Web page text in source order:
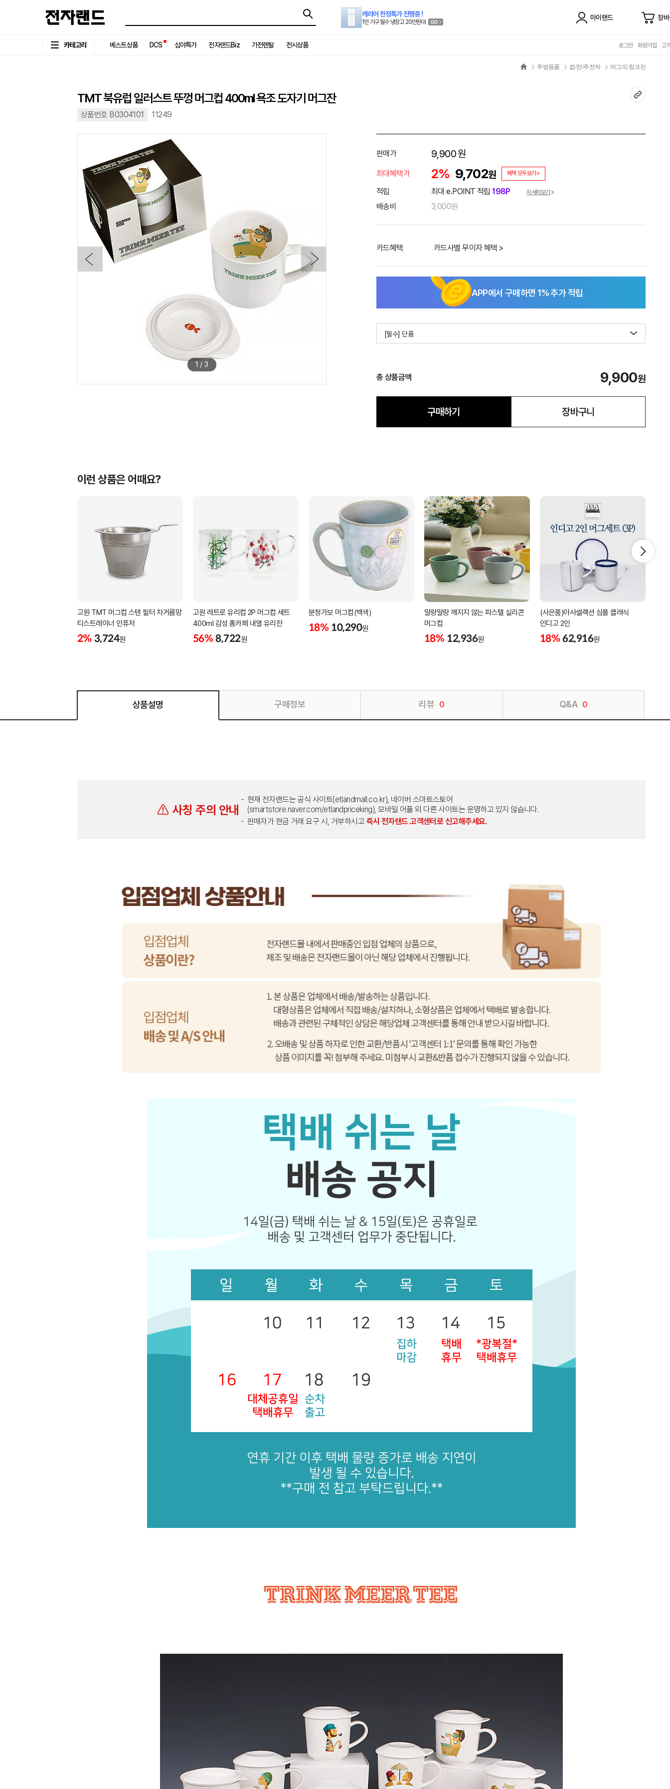
캐리어 한정특가 진행중 !
1인 가구 필수 냉장고 20만원대
마이랜드 장
카테고리 베스트상품 DCS 심야특가 전자랜드Biz 가전렌탈 전시상품 로그인 회원가입 고
주방용품 컵/잔/주전자 머그/드링크잔
TMT 북유럽 일러스트 뚜껑 머그컵 400ml 욕조 도자기 머그잔
상품번호 B0304101 11249
1 / 3
판매가 9,900원
최대혜택가 2% 9,702원 혜택 모두보기>
적립 최대 e.POINT 적립198P 자세히보기
배송비 3,000원
카드혜택 카드사별 무이자 혜택 >
APP에서 구매하면 1% 추가 적립
[필수] 단품
총 상품금액 9,900원
구매하기 장바구니
이런 상품은 어때요?
고원 TMT 머그컵 스텐 필터 차거름망
티스트레이너 인퓨저
2% 3,724원
고원 레트로 유리컵 2P 머그컵 세트
400ml 감성 홈카페 내열 유리잔
56% 8,722원
분청가보 머그컵(백색)
18% 10,290원
말랑말랑 깨지지 않는 파스텔 실리콘
머그컵
18% 12,936원
(사은품)아사셀렉션 심플 클래식
인디고 2인
18% 62,916원
상품설명 구매정보 리뷰 0 Q&A 0
사칭 주의 안내
현재 전자랜드는 공식 사이트(etlandmall.co.kr), 네이버 스마트스토어
(smartstore.naver.com/etlandpriceking), 모바일 어플 외 다른 사이트는 운영하고 있지 않습니다.
판매자가 현금 거래 요구 시, 거부하시고 즉시 전자랜드 고객센터로 신고해주세요.